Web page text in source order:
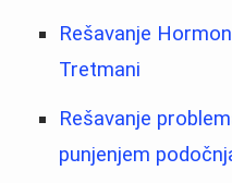
Rešavanje
Tretmani
Rešavanje
punjenjem